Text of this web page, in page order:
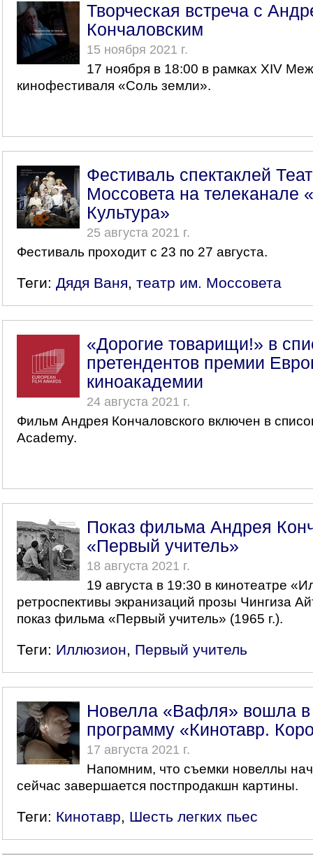
Творческая встреча с
Кончаловским
15 ноября 2021 г.
17 ноября в 18:00 в рамках XIV
кинофестиваля «Соль земли».
Фестиваль спектаклей
Моссовета на телеканале
Культура»
25 августа 2021 г.
Фестиваль проходит с 23 по 27 августа.
Теги: Дядя Ваня, театр им. Моссовета
«Дорогие товарищи!» в
претендентов премии
киноакадемии
24 августа 2021 г.
Фильм Андрея Кончаловского включен в
Academy.
Показ фильма Андрея
«Первый учитель»
18 августа 2021 г.
19 августа в 19:30 в кинотеатре
ретроспективы экранизаций прозы Чингиза
показ фильма «Первый учитель» (1965 г.).
Теги: Иллюзион, Первый учитель
Новелла «Вафля» вошла в
программу «Кинотавр.
17 августа 2021 г.
Напомним, что съемки новеллы
сейчас завершается постпродакшн картины.
Теги: Кинотавр, Шесть легких пьес